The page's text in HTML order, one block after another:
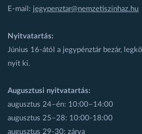
E-mail: jegypenztar@nemzetiszinhaz.hu
Nyitvatartás:
Június 16-ától a jegypénztár bezár,
nyit ki.
Augusztusi nyitvatartás:
augusztus 24–én: 10:00–14:00
augusztus 25–28: 10:00-18:00
augusztus 29-30: zárva